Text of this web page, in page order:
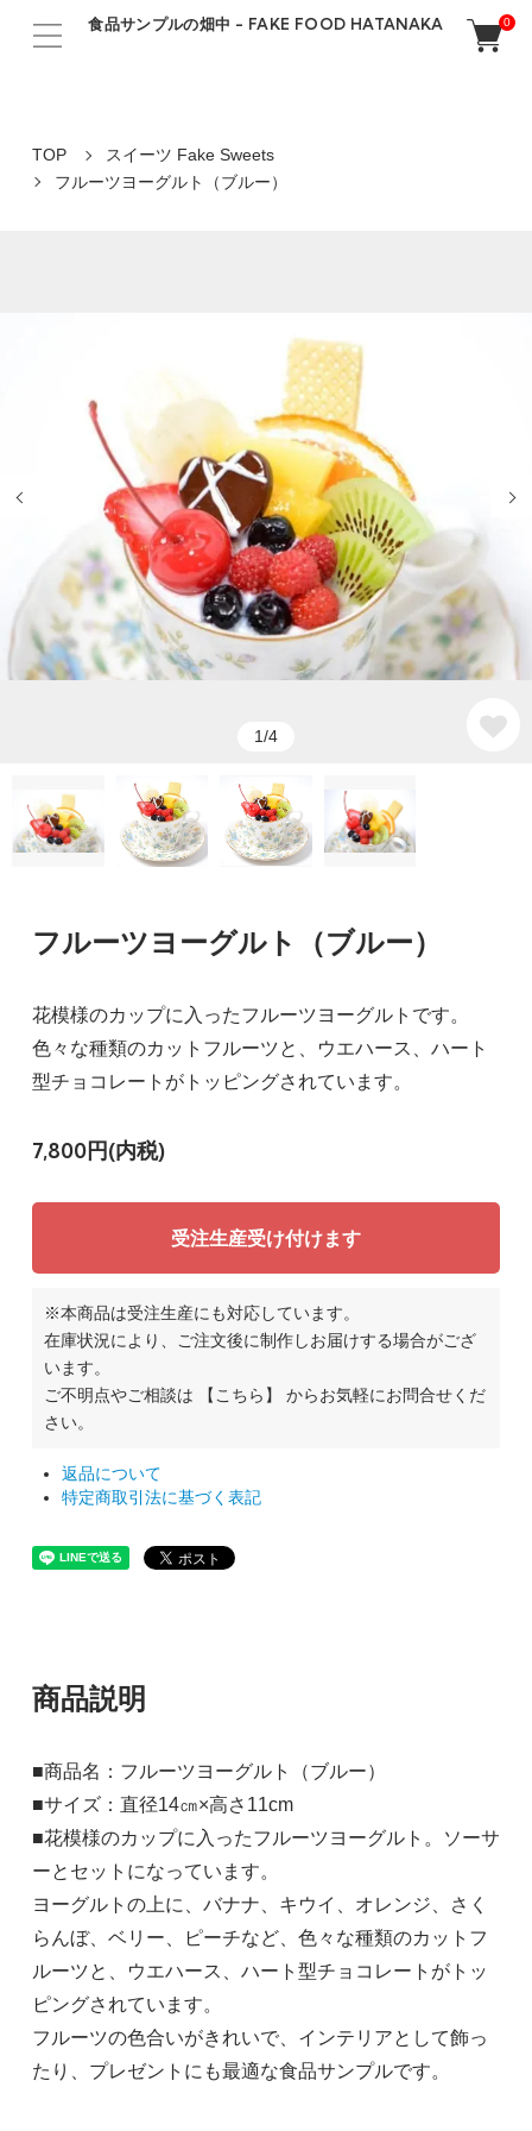
食品サンプルの畑中 - FAKE FOOD HATANAKA 0
TOP
スイーツ Fake Sweets
フルーツヨーグルト（ブルー）
1/4
フルーツヨーグルト（ブルー）
花模様のカップに入ったフルーツヨーグルトです。
色々な種類のカットフルーツと、ウエハース、ハート
型チョコレートがトッピングされています。
7,800円(内税)
受注生産受け付けます
※本商品は受注生産にも対応しています。
在庫状況により、ご注文後に制作しお届けする場合がござ
います。
ご不明点やご相談は
【こちら】
からお気軽にお問合せくだ
さい。
返品について
特定商取引法に基づく表記
商品説明
■商品名：フルーツヨーグルト（ブルー）
■サイズ：直径14㎝×高さ11cm
■花模様のカップに入ったフルーツヨーグルト。ソーサ
ーとセットになっています。
ヨーグルトの上に、バナナ、キウイ、オレンジ、さく
らんぼ、ベリー、ピーチなど、色々な種類のカットフ
ルーツと、ウエハース、ハート型チョコレートがトッ
ピングされています。
フルーツの色合いがきれいで、インテリアとして飾っ
たり、プレゼントにも最適な食品サンプルです。